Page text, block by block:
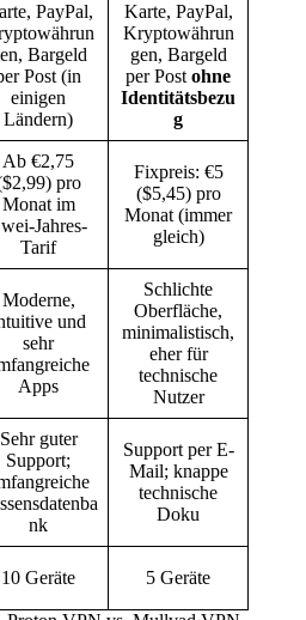
PayPal,
Bargeld
Post (in
einigen
Ländern)
Karte, PayPal,
Kryptowährun
gen, Bargeld
per Postohne
Identitätsbezu
g
Ab €2,75
pro
Monat im
Jahres-
Tarif
Fixpreis: €5
($5,45) pro
Monat (immer
gleich)
Moderne,
und
sehr
Apps
Schlichte
Oberfläche,
minimalistisch,
eher für
technische
Nutzer
Sehr guter
Support;
nk
Support per E-
Mail; knappe
technische
Doku
10 Geräte 5 Geräte